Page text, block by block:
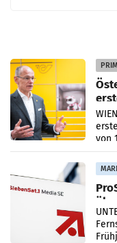
von